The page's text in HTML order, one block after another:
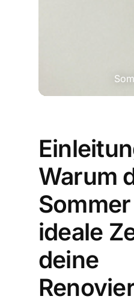
Warum
ideale
deine